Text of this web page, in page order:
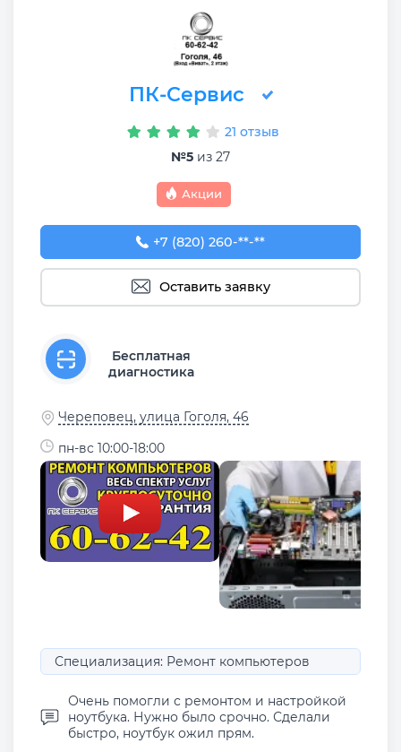
ПК-Сервис
21 отзыв
№5 из 27
Акции
+7 (820) 260-62-42
+7 (820) 260-**-**
Оставить заявку
Бесплатная
диагностика
Череповец, улица Гоголя, 46
пн-вс 10:00-18:00
Специализация: Ремонт компьютеров
Очень помогли с ремонтом и настройкой
ноутбука. Нужно было срочно. Сделали
быстро, ноутбук ожил прям.